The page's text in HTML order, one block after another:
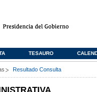
TESAURO
Resultado Consulta